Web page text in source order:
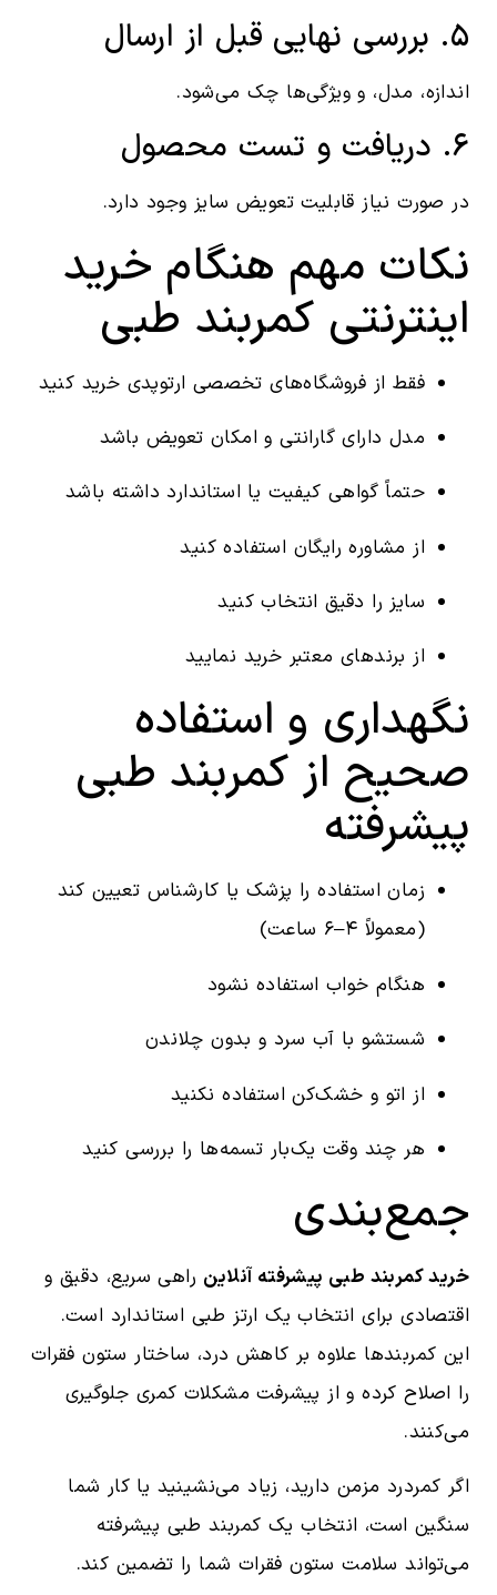
۵. بررسی نهایی قبل از ارسال
اندازه، مدل، و ویژگی‌ها چک می‌شود.
۶. دریافت و تست محصول
در صورت نیاز قابلیت تعویض سایز وجود دارد.
نکات مهم هنگام خرید
اینترنتی کمربند طبی
فقط از فروشگاه‌های تخصصی ارتوپدی خرید کنید
مدل دارای گارانتی و امکان تعویض باشد
حتماً گواهی کیفیت یا استاندارد داشته باشد
از مشاوره رایگان استفاده کنید
سایز را دقیق انتخاب کنید
از برندهای معتبر خرید نمایید
نگهداری و استفاده
صحیح از کمربند طبی
پیشرفته
زمان استفاده را پزشک یا کارشناس تعیین کند
(معمولاً ۴–۶ ساعت)
هنگام خواب استفاده نشود
شستشو با آب سرد و بدون چلاندن
از اتو و خشک‌کن استفاده نکنید
هر چند وقت یک‌بار تسمه‌ها را بررسی کنید
جمع‌بندی
خرید کمربند طبی پیشرفته آنلاین راهی سریع، دقیق و
اقتصادی برای انتخاب یک ارتز طبی استاندارد است.
این کمربندها علاوه بر کاهش درد، ساختار ستون فقرات
را اصلاح کرده و از پیشرفت مشکلات کمری جلوگیری
می‌کنند.
اگر کمردرد مزمن دارید، زیاد می‌نشینید یا کار شما
سنگین است، انتخاب یک کمربند طبی پیشرفته
می‌تواند سلامت ستون فقرات شما را تضمین کند.